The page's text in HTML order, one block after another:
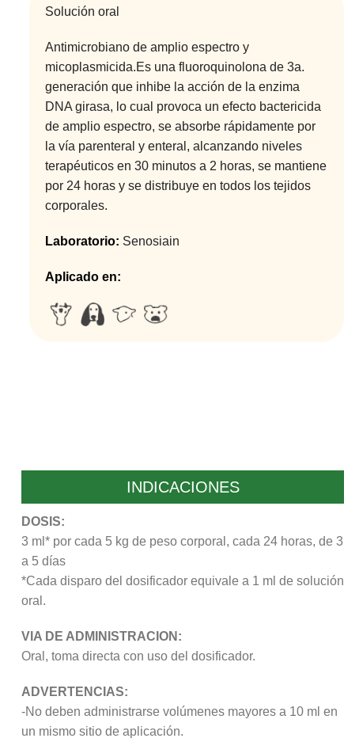
Solución oral
Antimicrobiano de amplio espectro y
micoplasmicida.Es una fluoroquinolona de 3a.
generación que inhibe la acción de la enzima
DNA girasa, lo cual provoca un efecto bactericida
de amplio espectro, se absorbe rápidamente por
la vía parenteral y enteral, alcanzando niveles
terapéuticos en 30 minutos a 2 horas, se mantiene
por 24 horas y se distribuye en todos los tejidos
corporales.
Laboratorio: Senosiain
Aplicado en:
INDICACIONES
DOSIS:
3 ml* por cada 5 kg de peso corporal, cada 24 horas, de 3
a 5 días
*Cada disparo del dosificador equivale a 1 ml de solución
oral.
VIA DE ADMINISTRACION:
Oral, toma directa con uso del dosificador.
ADVERTENCIAS:
-No deben administrarse volúmenes mayores a 10 ml en
un mismo sitio de aplicación.